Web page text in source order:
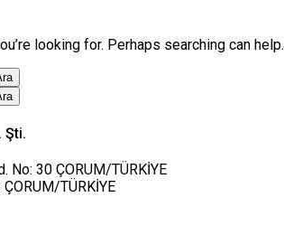
looking for. Perhaps searching can help.
Şti.
No: 30 ÇORUM/TÜRKİYE
TÜRKİYE